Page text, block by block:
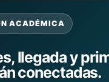
ACADÉMICA
llegada y
conectadas.